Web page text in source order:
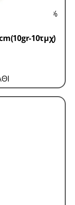
Κερατίνης 100%
10τμχ)